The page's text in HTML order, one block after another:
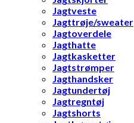
Jagtveste
Jagttrøje/sweater
Jagtoverdele
Jagthatte
Jagtkasketter
Jagtstrømper
Jagthandsker
Jagtundertøj
Jagtregntøj
Jagtshorts